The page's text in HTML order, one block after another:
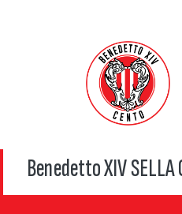
Benedetto XIV SELLA